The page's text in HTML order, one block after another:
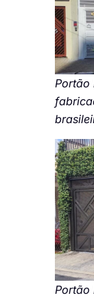
Portão
Portão